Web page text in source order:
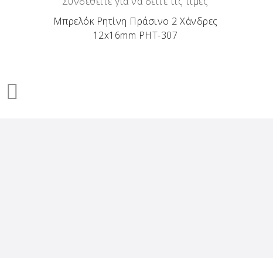
Μπρελόκ Ρητίνη Πράσινο 2 Χάνδρες
12x16mm ΡΗΤ-307